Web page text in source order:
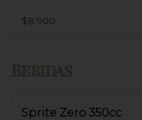
$8.900
Sprite Zero 350cc